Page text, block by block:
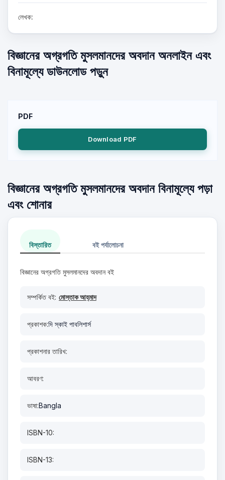
লেখক:
বিজ্ঞানের অগ্রগতি মুসলমানদের অবদান অনলাইন এবং
বিনামূল্যে ডাউনলোড পড়ুন
PDF
Download PDF
বিজ্ঞানের অগ্রগতি মুসলমানদের অবদান বিনামূল্যে পড়া
এবং শোনার
বিস্তারিত বই পর্যালোচনা
বিজ্ঞানের অগ্রগতি মুসলমানদের অবদান বই
সম্পর্কিত বই: মোস্তাক আহ্‌মাদ
প্রকাশক:দি স্কাই পাবলিশার্স
প্রকাশনার তারিখ:
আবরণ:
ভাষা:Bangla
ISBN-10:
ISBN-13: